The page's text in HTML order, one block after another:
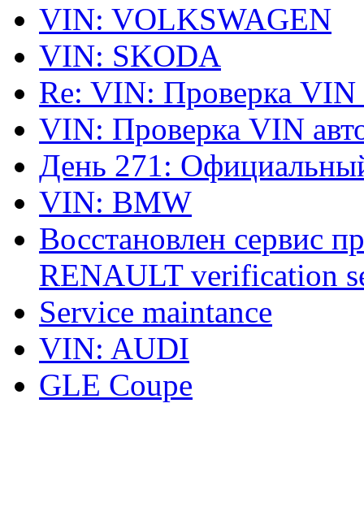
VIN: VOLKSWAGEN
VIN: SKODA
Re: VIN: Проверка VIN
VIN: Проверка VIN
День 271:
VIN: BMW
Восстановлен сервис
RENAULT verification
Service maintance
VIN: AUDI
GLE Coupe